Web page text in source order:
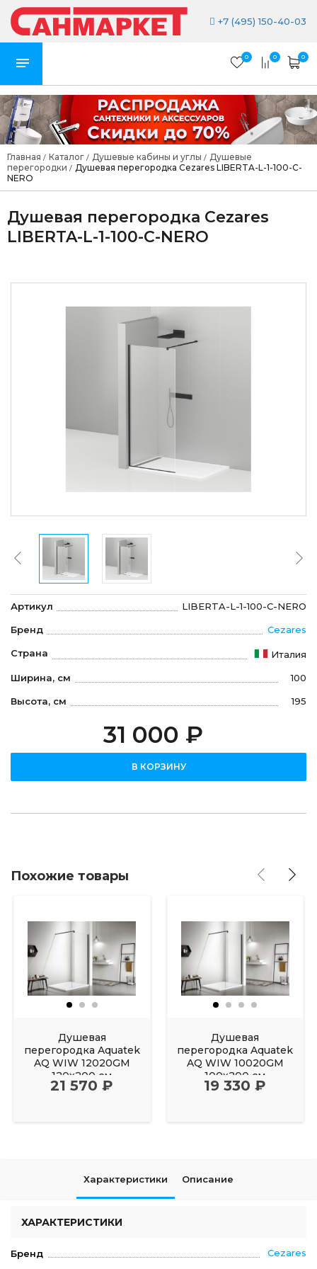
+7 (495) 150-40-03
0 0 0
Главная / Каталог / Душевые кабины и углы / Душевые
перегородки / Душевая перегородка Cezares LIBERTA-L-1-100-C-
NERO
Душевая перегородка Cezares
LIBERTA-L-1-100-C-NERO
Артикул LIBERTA-L-1-100-C-NERO
Бренд Cezares
Страна Италия
Ширина, см 100
Высота, см 195
31 000 ₽
В КОРЗИНУ
Похожие товары
Душевая
перегородка Aquatek
AQ WIW 12020GM
120х200 см
21 570 ₽
Душевая
перегородка Aquatek
AQ WIW 10020GM
100х200 см
19 330 ₽
Характеристики Описание
ХАРАКТЕРИСТИКИ
Бренд Cezares